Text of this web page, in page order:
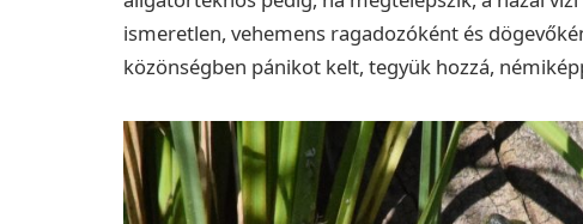
ismeretlen, vehemens ragadozóként és
közönségben pánikot kelt, tegyük hozzá,